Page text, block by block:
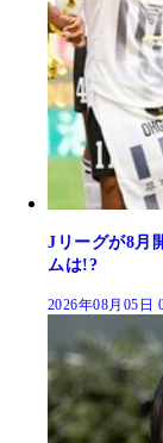
Jリーグが8月
ムは!?
2026年08月05日